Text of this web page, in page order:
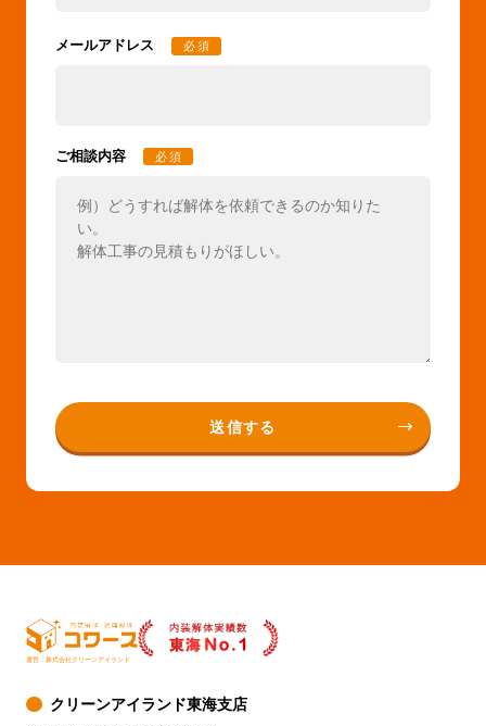
メールアドレス 必須
ご相談内容 必須
運営：株式会社クリーンアイランド
クリーンアイランド東海支店